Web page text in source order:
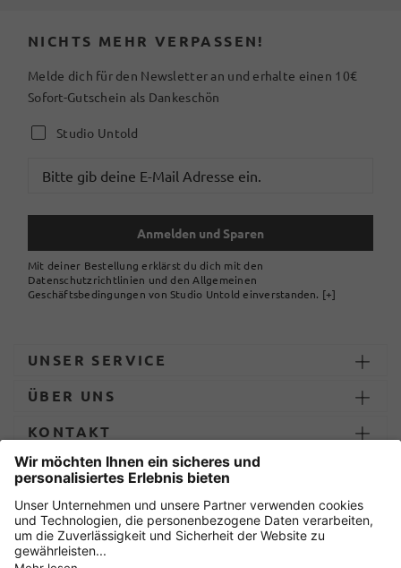
NICHTS MEHR VERPASSEN!
Melde dich für den Newsletter an und erhalte einen 10€
Sofort-Gutschein als Dankeschön
Studio Untold
Anmelden und Sparen
Mit deiner Bestellung erklärst du dich mit den
Datenschutzrichtlinien und den Allgemeinen
Geschäftsbedingungen von Studio Untold einverstanden. [+]
UNSER SERVICE
ÜBER UNS
KONTAKT
ZAHLUNG UND LIEFERUNG
Sicher einkaufen mit